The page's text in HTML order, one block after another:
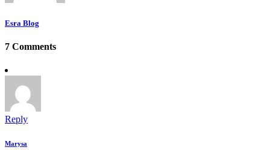
Esra Blog
7 Comments
Reply
Marysa